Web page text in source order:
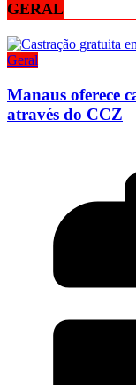
GERAL
Geral
Manaus oferece
através do CCZ